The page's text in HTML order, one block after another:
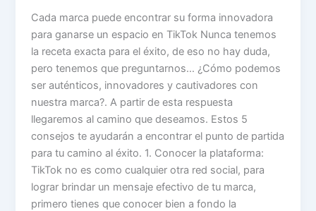
Cada marca puede encontrar su forma innovadora
para ganarse un espacio en TikTok Nunca tenemos
la receta exacta para el éxito, de eso no hay duda,
pero tenemos que preguntarnos… ¿Cómo podemos
ser auténticos, innovadores y cautivadores con
nuestra marca?. A partir de esta respuesta
llegaremos al camino que deseamos. Estos 5
consejos te ayudarán a encontrar el punto de partida
para tu camino al éxito. 1. Conocer la plataforma:
TikTok no es como cualquier otra red social, para
lograr brindar un mensaje efectivo de tu marca,
primero tienes que conocer bien a fondo la